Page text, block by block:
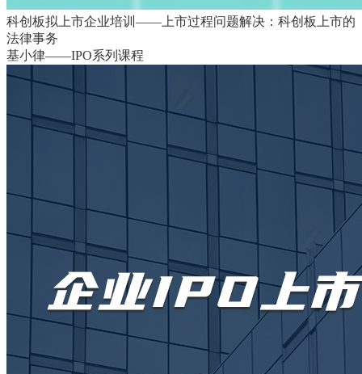
科创板拟上市企业培训——上市过程问题解决：科创板上市的
法律事务
基小律——IPO系列课程